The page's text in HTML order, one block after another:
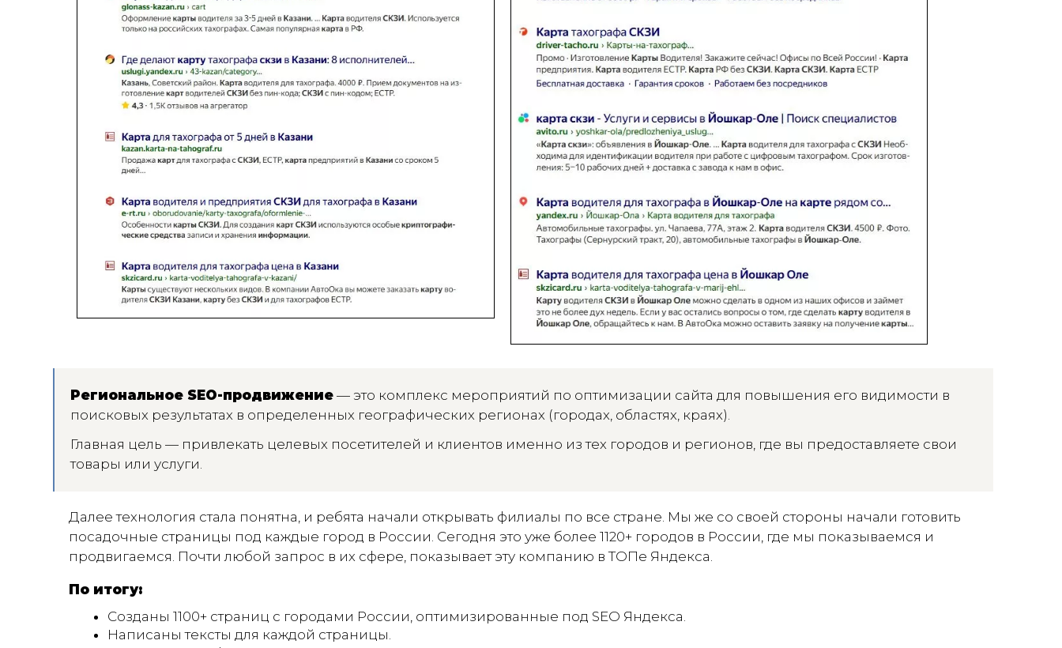
Региональное SEO-продвижение — это комплекс мероприятий по оптимизации сайта для повышения его видимости в
поисковых результатах в определенных географических регионах (городах, областях, краях).
Главная цель — привлекать целевых посетителей и клиентов именно из тех городов и регионов, где вы предоставляете свои
товары или услуги.
Далее технология стала понятна, и ребята начали открывать филиалы по все стране. Мы же со своей стороны начали готовить
посадочные страницы под каждые город в России. Сегодня это уже более 1120+ городов в России, где мы показываемся и
продвигаемся. Почти любой запрос в их сфере, показывает эту компанию в ТОПе Яндекса.
По итогу:
Созданы 1100+ страниц с городами России, оптимизированные под SEO Яндекса.
Написаны тексты для каждой страницы.